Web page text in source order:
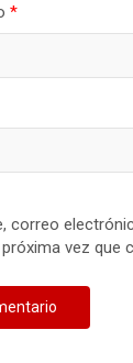
*
correo
vez que